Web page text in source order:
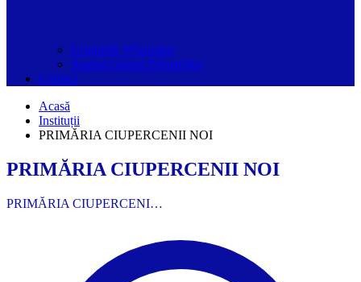
Grupurile Whatsapp
Spațiul Ghidul Primăriilor
Contact
Acasă
Instituții
PRIMĂRIA CIUPERCENII NOI
PRIMĂRIA CIUPERCENII NOI
PRIMĂRIA CIUPERCENI…